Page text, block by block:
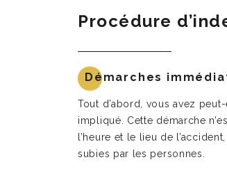
Procédure
Démarches
Tout d’abord, vous avez
impliqué. Cette démarche
l’heure et le lieu de
subies par les personnes.